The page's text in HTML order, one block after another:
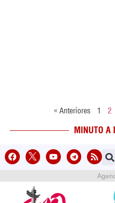
« Anteriores 1 2
MINUTO A